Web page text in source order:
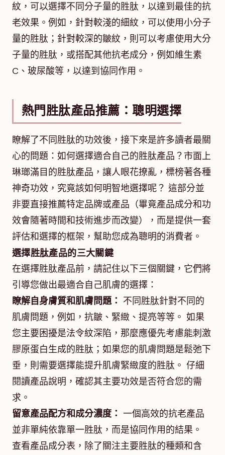
紋，可以選擇不同分子量的胜肽，以達到最佳的抗
老效果。例如，針對較淺的細紋，可以使用小分子
量的胜肽；針對較深的皺紋，則可以考慮使用大分
子量的胜肽，或搭配其他抗老成分，例如維生素
C、玻尿酸等，以達到協同作用。
熱門胜肽產品推薦：聰明選擇
瞭解了不同胜肽的功效後，接下來是許多讀者最關
心的問題：如何選擇適合自己的胜肽產品？市面上
琳瑯滿目的胜肽產品，讓人眼花撩亂，標榜著各種
神奇功效，究竟該如何明智地選擇呢？ 這部分並
非要直接推薦特定品牌或產品（畢竟產品成分和功
效會隨著時間和技術進步而改變），而是提供一套
評估和選擇的框架，幫助您成為聰明的消費者。
選擇胜肽產品的三大關鍵
在選擇胜肽產品前，請記住以下三個關鍵，它們將
引導您做出最適合自己肌膚的選擇：
瞭解自身膚質和肌膚問題： 不同胜肽針對不同的
肌膚問題，例如，抗皺、緊緻、提亮等等。 如果
您主要困擾是法令紋深陷，那麼應優先考慮能刺激
膠原蛋白生成的胜肽；如果您的肌膚問題是鬆弛下
垂，則需要選擇能提升肌膚緊緻度的胜肽。 仔細
閱讀產品說明，確認其主要功效是否符合您的需
求。
留意產品配方和成分濃度： 一個高效的抗老產品
並非單純依靠單一胜肽，而是協同作用的結果。
查看產品成分表，除了關注主要胜肽的種類和含